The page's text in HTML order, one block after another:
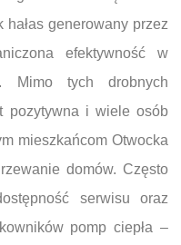
hałas generowany przez
efektywność w
Mimo tych drobnych
pozytywna i wiele osób
mieszkańcom Otwocka
domów. Często
serwisu oraz
pomp ciepła –